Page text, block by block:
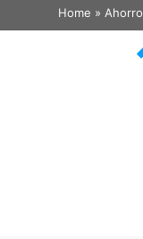
Home » Ahorro